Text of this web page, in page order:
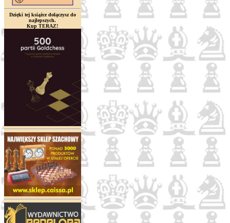
Dzięki tej książce dołączysz do
najlepszych.
Kup TERAZ!